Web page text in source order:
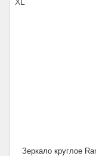
Зеркало круглое